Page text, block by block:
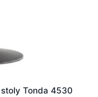
Tonda 4530